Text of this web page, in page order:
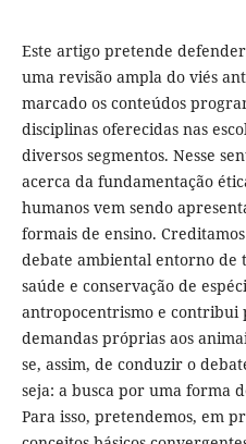
Este artigo pretende
uma revisão ampla do viés
marcado os conteúdos
disciplinas oferecidas nas
diversos segmentos. Nesse
acerca da fundamentação
humanos vem sendo
formais de ensino.
debate ambiental entorno de
saúde e conservação de
antropocentrismo e contribui
demandas próprias aos
se, assim, de conduzir o
seja: a busca por uma forma
Para isso, pretendemos, em